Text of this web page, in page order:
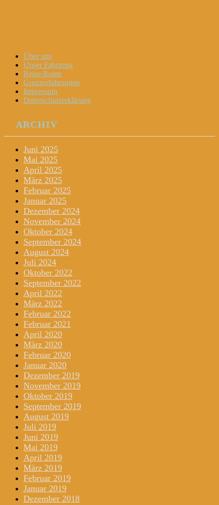
Menu
Widgets
Search
Skip
content
Über uns
Unser Fahrzeug
Reise-Route
Grenzerfahrungen
Impressum
Datenschutzerklärung
ARCHIV
Juni 2025
Mai 2025
April 2025
März 2025
Februar 2025
Januar 2025
Dezember 2024
November 2024
Oktober 2024
September 2024
August 2024
Juli 2024
Oktober 2022
September 2022
April 2022
März 2022
Februar 2022
Februar 2021
April 2020
März 2020
Februar 2020
Januar 2020
Dezember 2019
November 2019
Oktober 2019
September 2019
August 2019
Juli 2019
Juni 2019
Mai 2019
April 2019
März 2019
Februar 2019
Januar 2019
Dezember 2018